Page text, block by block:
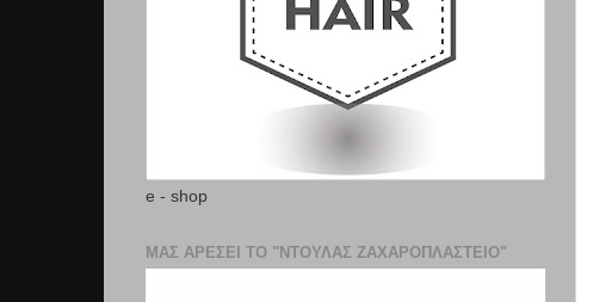
e - shop
ΜΑΣ ΑΡΕΣΕΙ ΤΟ "ΝΤΟΥΛΑΣ ΖΑΧΑΡΟΠΛΑΣΤΕΊΟ"